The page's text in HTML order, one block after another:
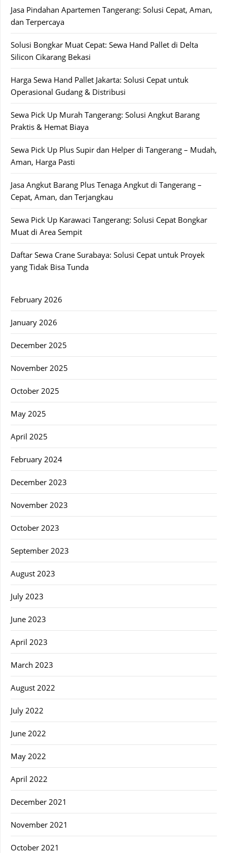
Jasa Pindahan Apartemen Tangerang: Solusi Cepat, Aman,
dan Terpercaya
Solusi Bongkar Muat Cepat: Sewa Hand Pallet di Delta
Silicon Cikarang Bekasi
Harga Sewa Hand Pallet Jakarta: Solusi Cepat untuk
Operasional Gudang & Distribusi
Sewa Pick Up Murah Tangerang: Solusi Angkut Barang
Praktis & Hemat Biaya
Sewa Pick Up Plus Supir dan Helper di Tangerang – Mudah,
Aman, Harga Pasti
Jasa Angkut Barang Plus Tenaga Angkut di Tangerang –
Cepat, Aman, dan Terjangkau
Sewa Pick Up Karawaci Tangerang: Solusi Cepat Bongkar
Muat di Area Sempit
Daftar Sewa Crane Surabaya: Solusi Cepat untuk Proyek
yang Tidak Bisa Tunda
February 2026
January 2026
December 2025
November 2025
October 2025
May 2025
April 2025
February 2024
December 2023
November 2023
October 2023
September 2023
August 2023
July 2023
June 2023
April 2023
March 2023
August 2022
July 2022
June 2022
May 2022
April 2022
December 2021
November 2021
October 2021